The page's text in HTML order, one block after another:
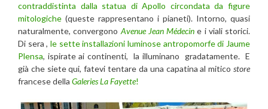
contraddistinta dalla statua di Apollo circondata da figure
mitologiche (queste rappresentano i pianeti). Intorno, quasi
naturalmente, convergono Avenue Jean Médecin e i viali storici.
Di sera , le sette installazioni luminose antropomorfe di Jaume
Plensa, ispirate ai continenti, la illuminano gradatamente. E
già che siete qui, fatevi tentare da una capatina al mitico store
francese della Galeries La Fayette!